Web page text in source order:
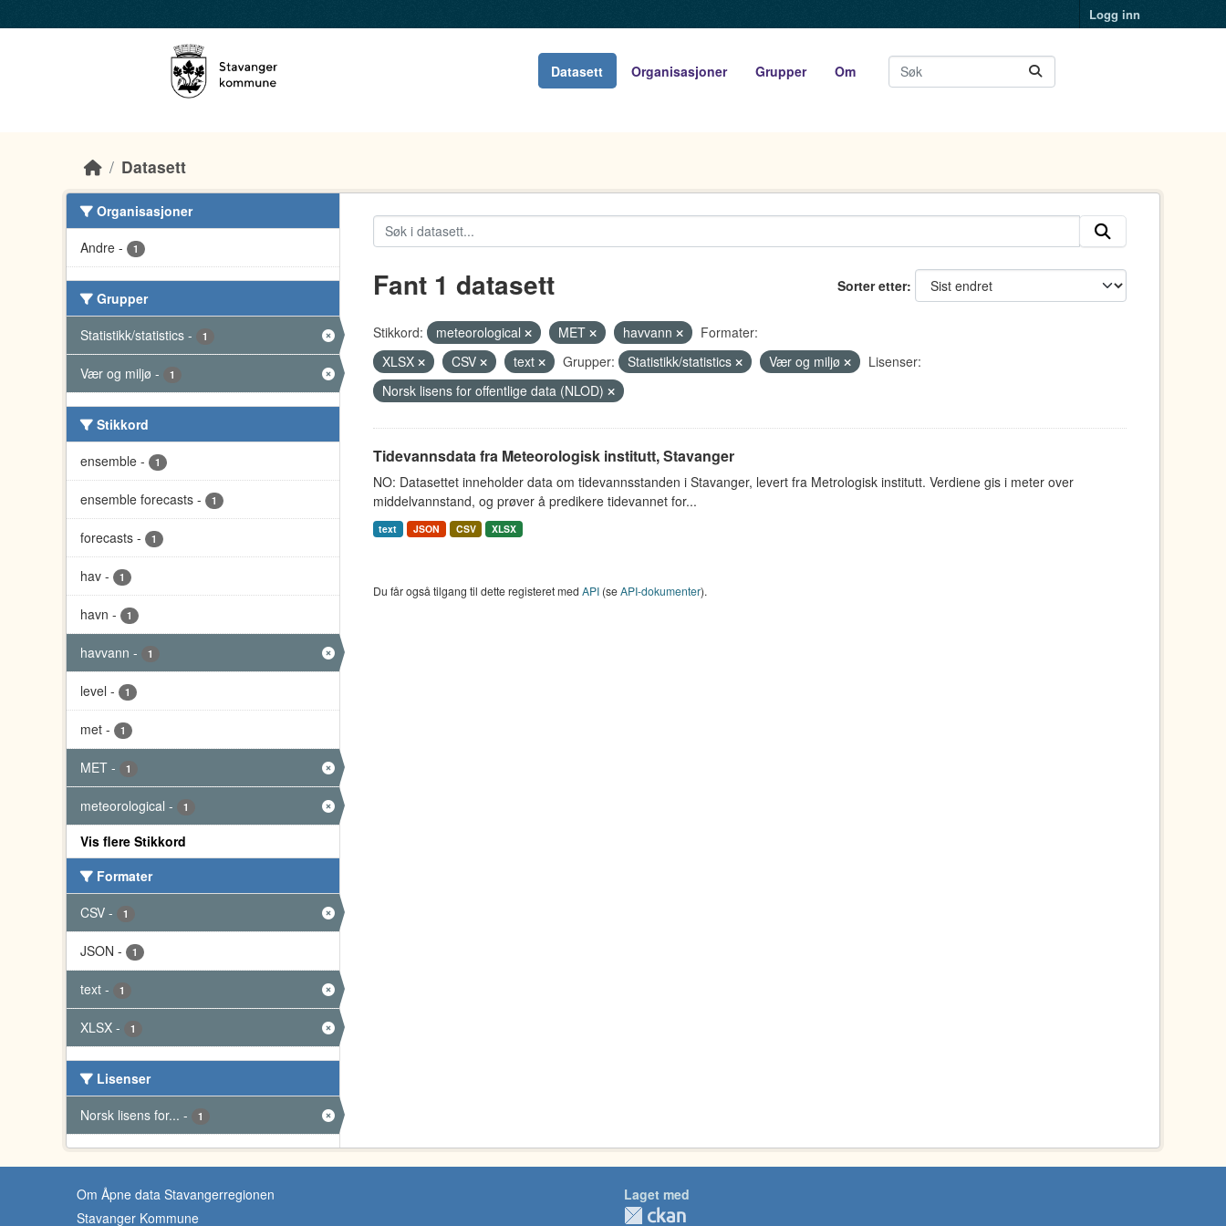
Logg inn
Datasett Organisasjoner Grupper Om
Datasett
Organisasjoner
Andre - 1
Grupper
Statistikk/statistics - 1
Vær og miljø - 1
Stikkord
ensemble - 1
ensemble forecasts - 1
forecasts - 1
hav - 1
havn - 1
havvann - 1
level - 1
met - 1
MET - 1
meteorological - 1
Vis flere Stikkord
Formater
CSV - 1
JSON - 1
text - 1
XLSX - 1
Lisenser
Norsk lisens for... - 1
Sorter etter
Fant 1 datasett
Stikkord: meteorological MET havvann
Formater:
XLSX
CSV text Grupper: Statistikk/statistics Vær og miljø
Lisenser:
Norsk lisens for offentlige data (NLOD)
Tidevannsdata fra Meteorologisk institutt, Stavanger
NO: Datasettet inneholder data om tidevannsstanden i Stavanger, levert fra Metrologisk institutt. Verdiene gis i meter over
middelvannstand, og prøver å predikere tidevannet for...
text JSON CSV XLSX
Du får også tilgang til dette registeret med API(seAPI-dokumenter).
Om Åpne data Stavangerregionen
Stavanger Kommune
Laget med